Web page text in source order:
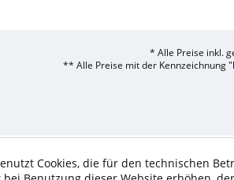
* Alle Preise inkl.
** Alle Preise mit der Kennzeichnung
Cookies, die für den technischen